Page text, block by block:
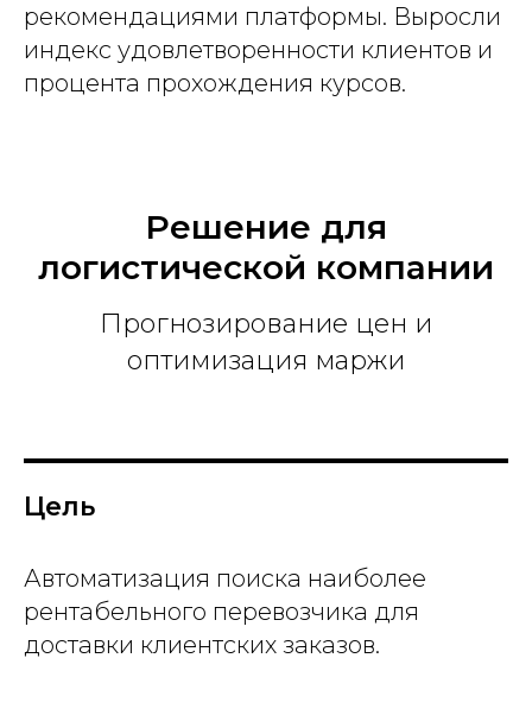
рекомендациями платформы. Выросли
индекс удовлетворенности клиентов и
процента прохождения курсов.
Решение для
логистической компании
Прогнозирование цен и
оптимизация маржи
Цель
Автоматизация поиска наиболее
рентабельного перевозчика для
доставки клиентских заказов.